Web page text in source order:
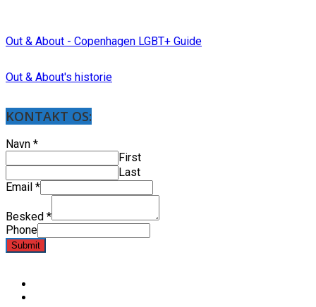
Out & About - Copenhagen LGBT+ Guide
Out & About's historie
KONTAKT OS:
Navn *
First
Last
Email *
Besked *
Phone
Submit